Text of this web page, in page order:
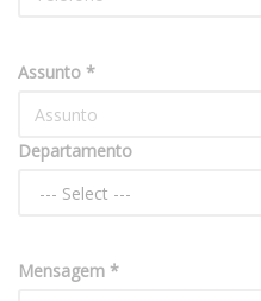
Assunto *
Departamento
Mensagem *